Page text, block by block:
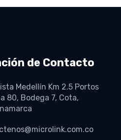
de Contacto
Medellín Km 2.5 Portos
80, Bodega 7, Cota,